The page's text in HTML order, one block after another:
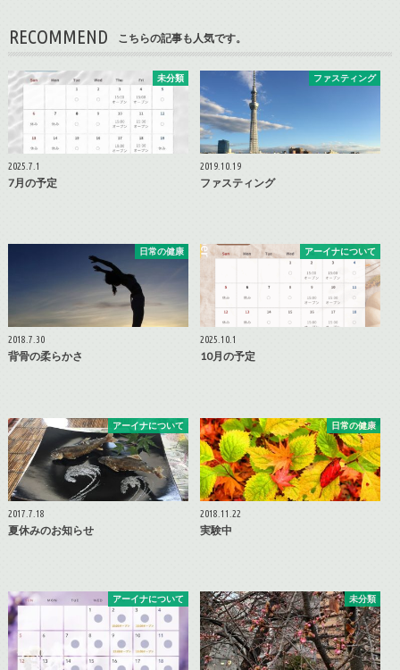
RECOMMEND こちらの記事も人気です。
未分類
2025.7.1
7月の予定
ファスティング
2019.10.19
ファスティング
日常の健康
2018.7.30
背骨の柔らかさ
アーイナについて
2025.10.1
10月の予定
アーイナについて
2017.7.18
夏休みのお知らせ
日常の健康
2018.11.22
実験中
アーイナについて 未分類